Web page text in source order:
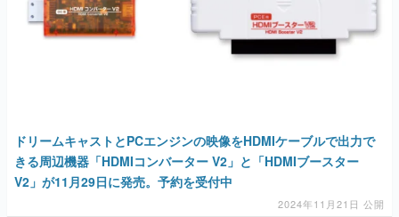
ドリームキャストとPCエンジンの映像をHDMIケーブルで出力で
きる周辺機器「HDMIコンバーター V2」と「HDMIブースター
V2」が11月29日に発売。予約を受付中
2024年11月21日 公開